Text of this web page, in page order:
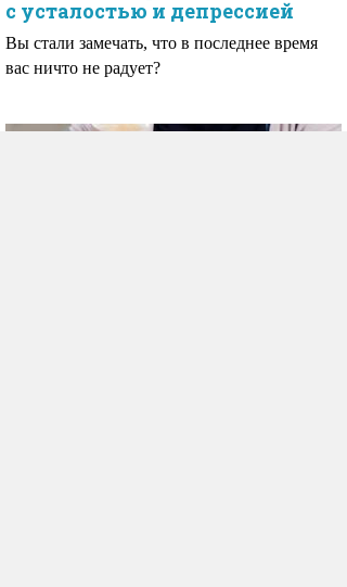
с усталостью и депрессией
Вы стали замечать, что в последнее время
вас ничто не радует?